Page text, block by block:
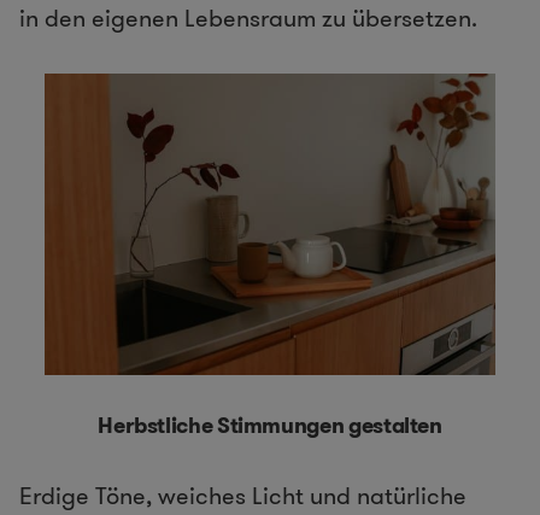
in den eigenen Lebensraum zu übersetzen.
Herbstliche Stimmungen gestalten
Erdige Töne, weiches Licht und natürliche